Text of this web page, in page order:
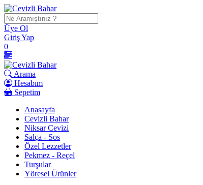
İçeriği
Geç
Üye Ol
Giriş Yap
0
Arama
Hesabım
Sepetim
Anasayfa
Cevizli Bahar
Niksar Cevizi
Salça - Sos
Özel Lezzetler
Pekmez - Reçel
Turşular
Yöresel Ürünler